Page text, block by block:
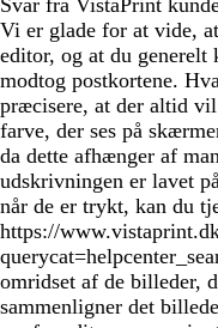
Vi er glade for at vide,
editor, og at du generelt
modtog postkortene.
præcisere, at der altid
farve, der ses på
da dette afhænger af
udskrivningen er lavet
når de er trykt, kan du
https://
omridset af de billeder,
sammenligner det